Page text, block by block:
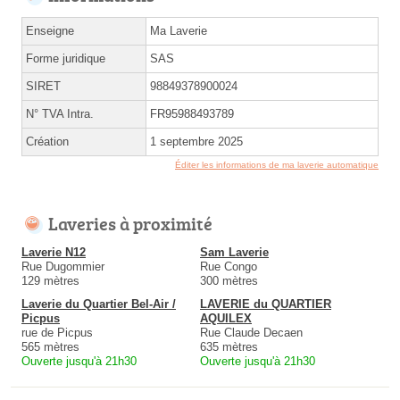
Enseigne Ma Laverie
Forme juridique SAS
SIRET 98849378900024
N° TVA Intra. FR95988493789
Création 1 septembre 2025
Éditer les informations de ma laverie automatique
Laveries à proximité
Laverie N12
Rue Dugommier
129 mètres
Sam Laverie
Rue Congo
300 mètres
Laverie du Quartier Bel-Air /
Picpus
rue de Picpus
565 mètres
Ouverte jusqu'à 21h30
LAVERIE du QUARTIER
AQUILEX
Rue Claude Decaen
635 mètres
Ouverte jusqu'à 21h30